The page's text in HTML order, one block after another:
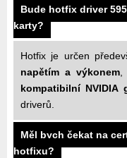
Bude hotfix driver
karty?
Hotfix je určen
napětím a výkonem,
kompatibilní NVIDIA
driverů.
Měl bych čekat na
hotfixu?